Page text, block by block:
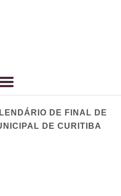
DE FINAL DE
DE CURITIBA